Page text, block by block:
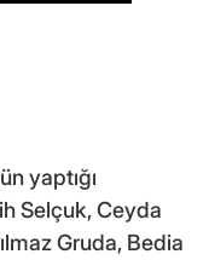
yaptığı
Selçuk, Ceyda
Gruda, Bedia